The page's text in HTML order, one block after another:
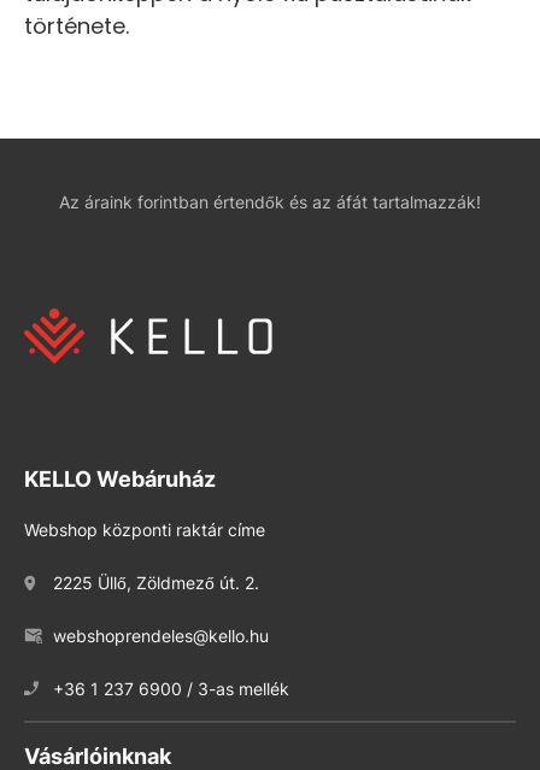
története.
Az áraink forintban értendők és az áfát tartalmazzák!
KELLO Webáruház
Webshop központi raktár címe
2225 Üllő, Zöldmező út. 2.
webshoprendeles@kello.hu
+36 1 237 6900 / 3-as mellék
Vásárlóinknak